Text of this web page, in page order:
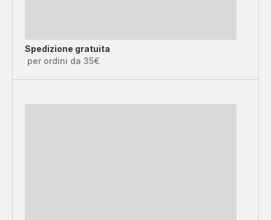
Spedizione gratuita
per ordini da 35€